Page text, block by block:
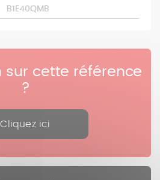
B1E40QMB
sur cette référence
?
Cliquez ici